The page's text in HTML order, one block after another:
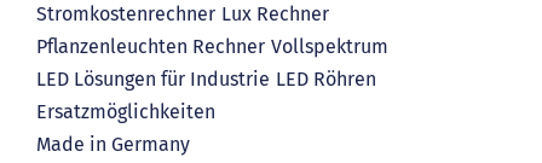
Stromkostenrechner Lux Rechner
Pflanzenleuchten Rechner Vollspektrum
LED Lösungen für Industrie LED Röhren
Ersatzmöglichkeiten
Made in Germany